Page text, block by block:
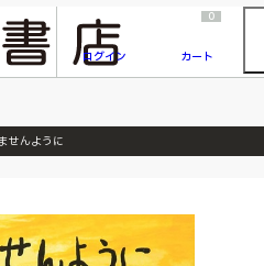
『ONE PIECE magazine 021 ONE PIECEカード付き同梱版』発売延期のご案内
ログイン
0
カート
せんように